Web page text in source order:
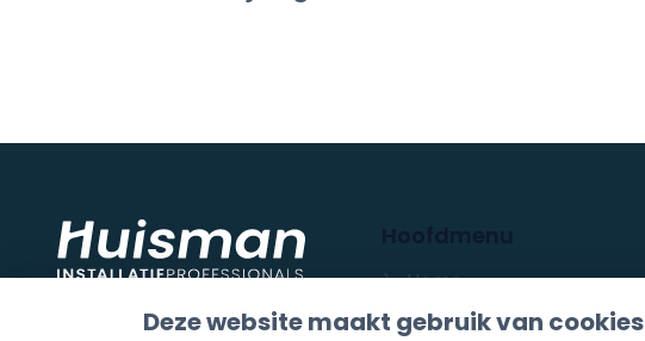
Home
Installatietechniek
Deze website maakt gebruik van cookies